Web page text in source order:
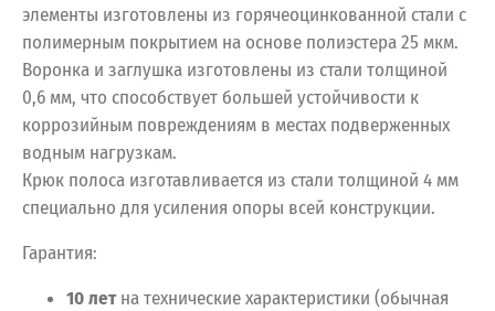
элементы изготовлены из горячеоцинкованной стали с
полимерным покрытием на основе полиэстера 25 мкм.
Воронка и заглушка изготовлены из стали толщиной
0,6 мм, что способствует большей устойчивости к
коррозийным повреждениям в местах подверженных
водным нагрузкам.
Крюк полоса изготавливается из стали толщиной 4 мм
специально для усиления опоры всей конструкции.
Гарантия:
10 летна технические характеристики (обычная